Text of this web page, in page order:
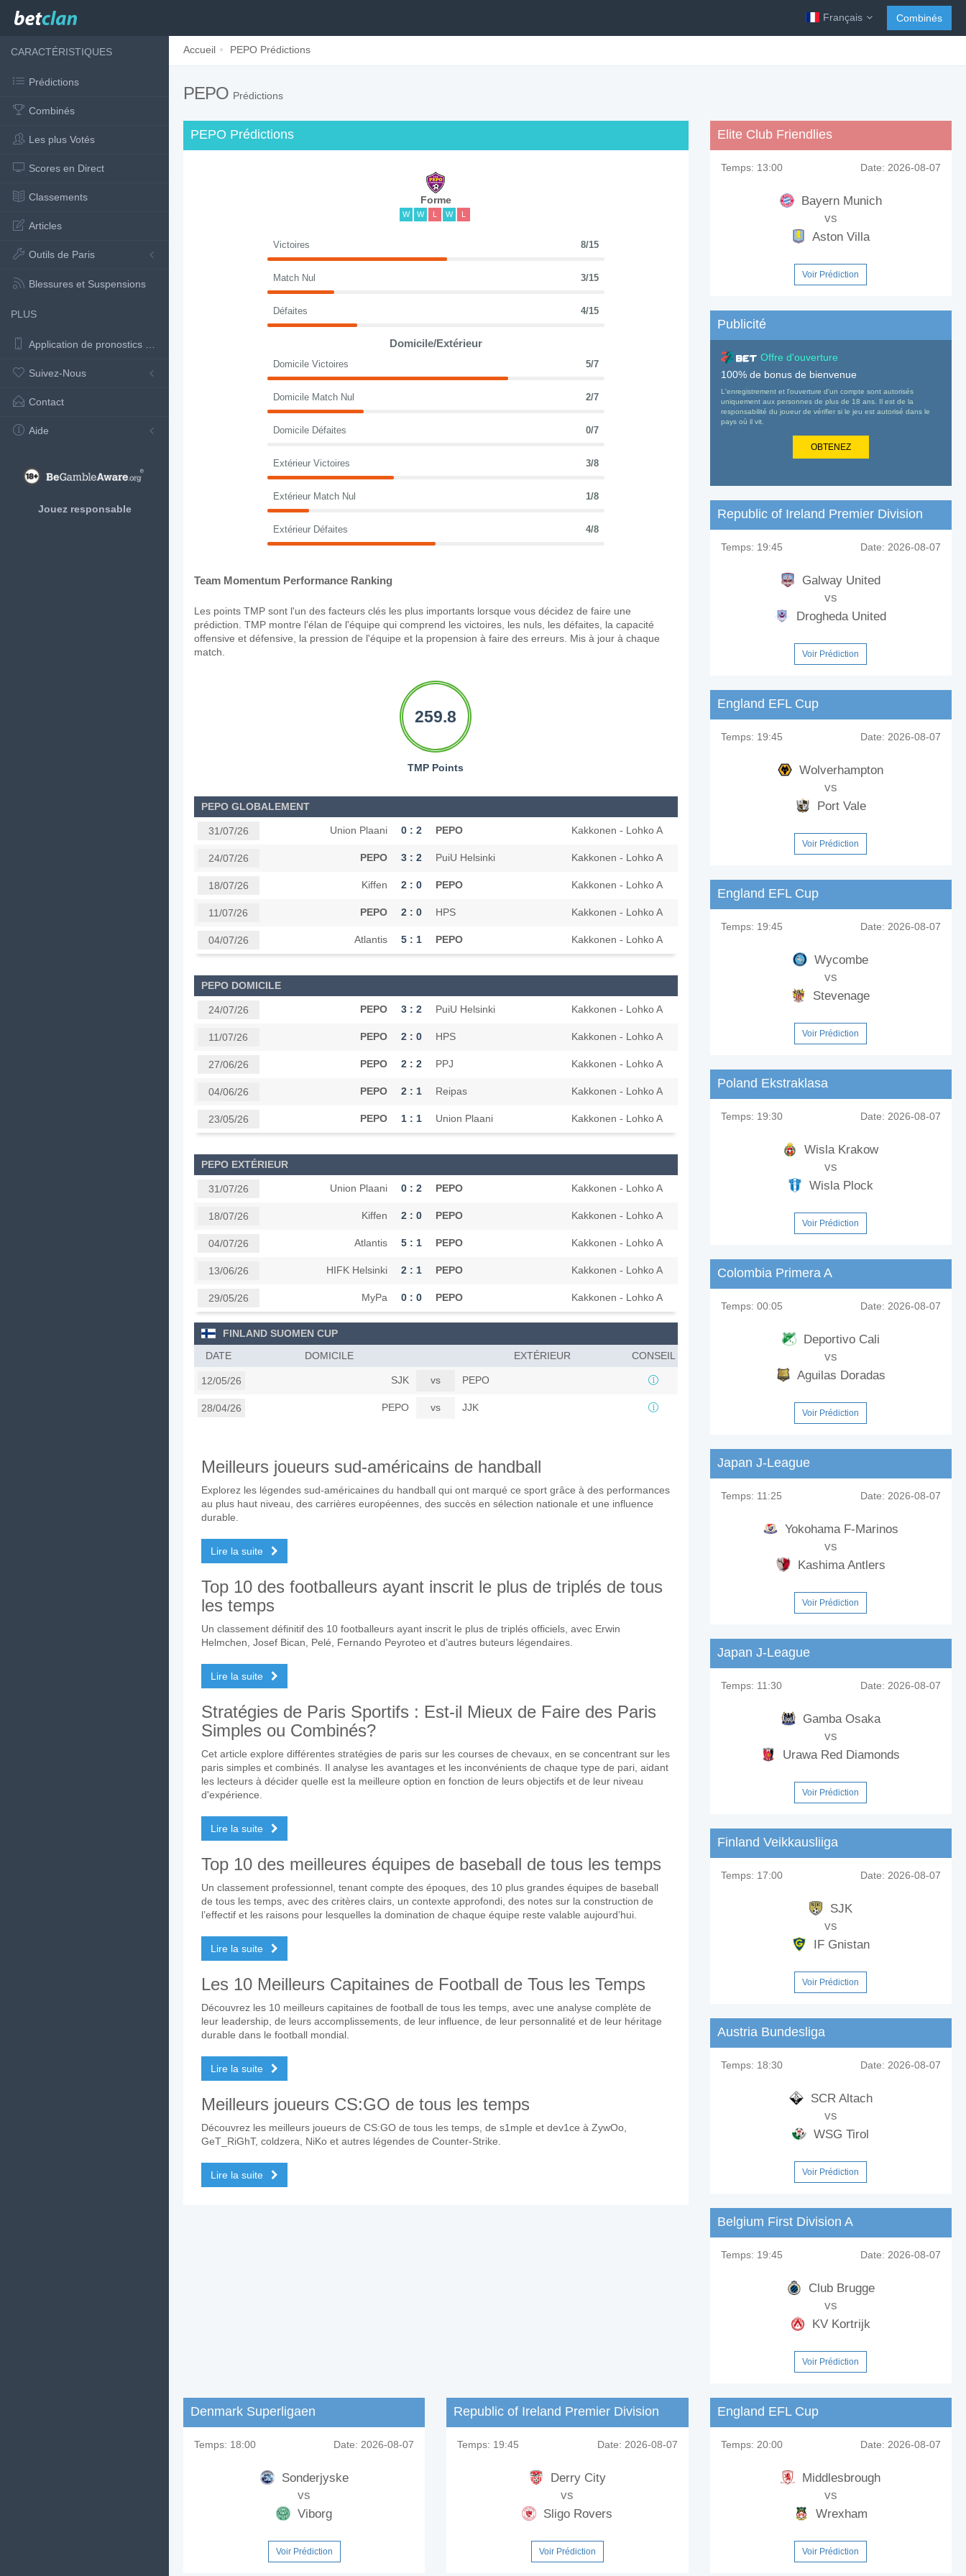
Français Combinés
CARACTÉRISTIQUES
Prédictions
Combinés
Les plus Votés
Scores en Direct
Classements
Articles
Outils de Paris
Blessures et Suspensions
PLUS
Application de pronostics de football
Suivez-Nous
Contact
Aide
Jouez responsable
Accueil PEPO Prédictions
PEPO Prédictions
PEPO Prédictions
Forme
W W L W L
Victoires 8/15
Match Nul 3/15
Défaites 4/15
Domicile/Extérieur
Domicile Victoires 5/7
Domicile Match Nul 2/7
Domicile Défaites 0/7
Extérieur Victoires 3/8
Extérieur Match Nul 1/8
Extérieur Défaites 4/8
Team Momentum Performance Ranking
Les points TMP sont l'un des facteurs clés les plus importants lorsque vous décidez de faire une
prédiction. TMP montre l'élan de l'équipe qui comprend les victoires, les nuls, les défaites, la capacité
offensive et défensive, la pression de l'équipe et la propension à faire des erreurs. Mis à jour à chaque
match.
259.8
TMP Points
PEPO GLOBALEMENT
31/07/26 Union Plaani 0 : 2 PEPO Kakkonen - Lohko A
24/07/26 PEPO 3 : 2 PuiU Helsinki Kakkonen - Lohko A
18/07/26 Kiffen 2 : 0 PEPO Kakkonen - Lohko A
11/07/26 PEPO 2 : 0 HPS Kakkonen - Lohko A
04/07/26 Atlantis 5 : 1 PEPO Kakkonen - Lohko A
PEPO DOMICILE
24/07/26 PEPO 3 : 2 PuiU Helsinki Kakkonen - Lohko A
11/07/26 PEPO 2 : 0 HPS Kakkonen - Lohko A
27/06/26 PEPO 2 : 2 PPJ Kakkonen - Lohko A
04/06/26 PEPO 2 : 1 Reipas Kakkonen - Lohko A
23/05/26 PEPO 1 : 1 Union Plaani Kakkonen - Lohko A
PEPO EXTÉRIEUR
31/07/26 Union Plaani 0 : 2 PEPO Kakkonen - Lohko A
18/07/26 Kiffen 2 : 0 PEPO Kakkonen - Lohko A
04/07/26 Atlantis 5 : 1 PEPO Kakkonen - Lohko A
13/06/26 HIFK Helsinki 2 : 1 PEPO Kakkonen - Lohko A
29/05/26 MyPa 0 : 0 PEPO Kakkonen - Lohko A
FINLAND SUOMEN CUP
DATE
DOMICILE EXTÉRIEUR CONSEIL
12/05/26 SJK vs PEPO
28/04/26 PEPO vs JJK
Meilleurs joueurs sud-américains de handball
Explorez les légendes sud-américaines du handball qui ont marqué ce sport grâce à des performances
au plus haut niveau, des carrières européennes, des succès en sélection nationale et une influence
durable.
Lire la suite
Top 10 des footballeurs ayant inscrit le plus de triplés de tous
les temps
Un classement définitif des 10 footballeurs ayant inscrit le plus de triplés officiels, avec Erwin
Helmchen, Josef Bican, Pelé, Fernando Peyroteo et d’autres buteurs légendaires.
Lire la suite
Stratégies de Paris Sportifs : Est-il Mieux de Faire des Paris
Simples ou Combinés?
Cet article explore différentes stratégies de paris sur les courses de chevaux, en se concentrant sur les
paris simples et combinés. Il analyse les avantages et les inconvénients de chaque type de pari, aidant
les lecteurs à décider quelle est la meilleure option en fonction de leurs objectifs et de leur niveau
d'expérience.
Lire la suite
Top 10 des meilleures équipes de baseball de tous les temps
Un classement professionnel, tenant compte des époques, des 10 plus grandes équipes de baseball
de tous les temps, avec des critères clairs, un contexte approfondi, des notes sur la construction de
l’effectif et les raisons pour lesquelles la domination de chaque équipe reste valable aujourd’hui.
Lire la suite
Les 10 Meilleurs Capitaines de Football de Tous les Temps
Découvrez les 10 meilleurs capitaines de football de tous les temps, avec une analyse complète de
leur leadership, de leurs accomplissements, de leur influence, de leur personnalité et de leur héritage
durable dans le football mondial.
Lire la suite
Meilleurs joueurs CS:GO de tous les temps
Découvrez les meilleurs joueurs de CS:GO de tous les temps, de s1mple et dev1ce à ZywOo,
GeT_RiGhT, coldzera, NiKo et autres légendes de Counter-Strike.
Lire la suite
Elite Club Friendlies
Temps: 13:00 Date: 2026-08-07
Bayern Munich
vs
Aston Villa
Voir Prédiction
Publicité
Offre d'ouverture
100% de bonus de bienvenue
L'enregistrement et l'ouverture d'un compte sont autorisés
uniquement aux personnes de plus de 18 ans. Il est de la
responsabilité du joueur de vérifier si le jeu est autorisé dans le
pays où il vit.
OBTENEZ
Republic of Ireland Premier Division
Temps: 19:45 Date: 2026-08-07
Galway United
vs
Drogheda United
Voir Prédiction
England EFL Cup
Temps: 19:45 Date: 2026-08-07
Wolverhampton
vs
Port Vale
Voir Prédiction
England EFL Cup
Temps: 19:45 Date: 2026-08-07
Wycombe
vs
Stevenage
Voir Prédiction
Poland Ekstraklasa
Temps: 19:30 Date: 2026-08-07
Wisla Krakow
vs
Wisla Plock
Voir Prédiction
Colombia Primera A
Temps: 00:05 Date: 2026-08-07
Deportivo Cali
vs
Aguilas Doradas
Voir Prédiction
Japan J-League
Temps: 11:25 Date: 2026-08-07
Yokohama F-Marinos
vs
Kashima Antlers
Voir Prédiction
Japan J-League
Temps: 11:30 Date: 2026-08-07
Gamba Osaka
vs
Urawa Red Diamonds
Voir Prédiction
Finland Veikkausliiga
Temps: 17:00 Date: 2026-08-07
SJK
vs
IF Gnistan
Voir Prédiction
Austria Bundesliga
Temps: 18:30 Date: 2026-08-07
SCR Altach
vs
WSG Tirol
Voir Prédiction
Belgium First Division A
Temps: 19:45 Date: 2026-08-07
Club Brugge
vs
KV Kortrijk
Voir Prédiction
Denmark Superligaen
Temps: 18:00 Date: 2026-08-07
Sonderjyske
vs
Viborg
Voir Prédiction
Republic of Ireland Premier Division
Temps: 19:45 Date: 2026-08-07
Derry City
vs
Sligo Rovers
Voir Prédiction
England EFL Cup
Temps: 20:00 Date: 2026-08-07
Middlesbrough
vs
Wrexham
Voir Prédiction